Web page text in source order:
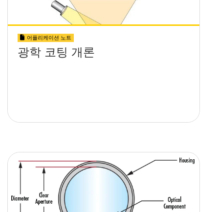
어플리케이션 노트
광학 코팅 개론